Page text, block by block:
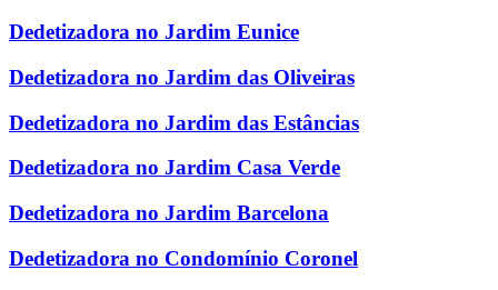
Dedetizadora no Jardim Eunice
Dedetizadora no Jardim das Oliveiras
Dedetizadora no Jardim das Estâncias
Dedetizadora no Jardim Casa Verde
Dedetizadora no Jardim Barcelona
Dedetizadora no Condomínio Coronel